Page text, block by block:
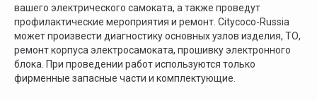
вашего электрического самоката, а также проведут
профилактические мероприятия и ремонт. Citycoco-Russia
может произвести диагностику основных узлов изделия, ТО,
ремонт корпуса электросамоката, прошивку электронного
блока. При проведении работ используются только
фирменные запасные части и комплектующие.
© CityCoCo Russia Operating Company, LLC. 2019–2025
ИНН: 502986579524
ОГРН: 319505300005981
ИП Талипов М.Б.